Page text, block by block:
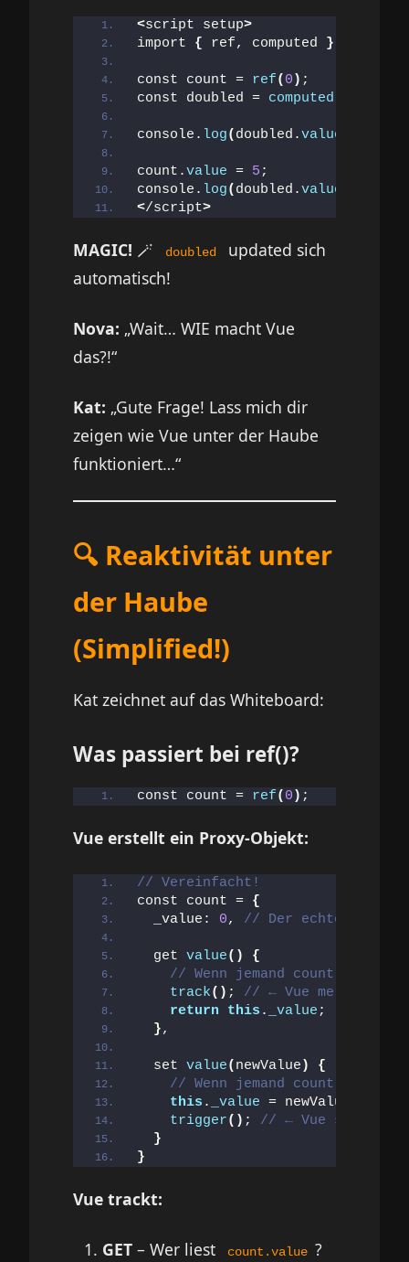
<script setup>
import { ref, computed }
const count = ref( 0 ) ;
const doubled = computed
console. log( doubled.value
count.value = 5 ;
console. log( doubled.value
</script>
MAGIC! 🪄 doubled
updated sich
automatisch!
Nova: „Wait… WIE macht Vue
das?!“
Kat: „Gute Frage! Lass mich dir
zeigen wie Vue unter der Haube
funktioniert…“
🔍 Reaktivität unter
der Haube
(Simplified!)
Kat zeichnet auf das Whiteboard:
Was passiert bei ref()?
const count = ref( 0 ) ;
Vue erstellt ein Proxy-Objekt:
// Vereinfacht!
const count = {
  _value:
0, // Der echte Wert
  get
value()
{
// Wenn jemand count.value
track() ; // ← Vue merkt:
return
this . _value ;
},
  set
value( newValue )
{
// Wenn jemand count.value
this . _value = newValue;
trigger() ; // ← Vue sagt:
}
}
Vue trackt:
GET – Wer liest count.value ?